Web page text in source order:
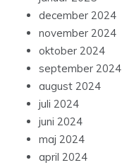
december 2024
november 2024
oktober 2024
september 2024
august 2024
juli 2024
juni 2024
maj 2024
april 2024